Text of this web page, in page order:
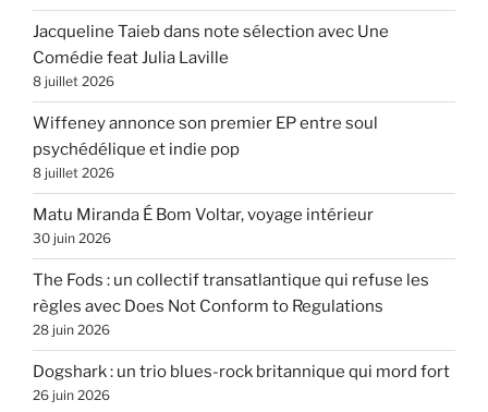
Jacqueline Taieb dans note sélection avec Une
Comédie feat Julia Laville
8 juillet 2026
Wiffeney annonce son premier EP entre soul
psychédélique et indie pop
8 juillet 2026
Matu Miranda É Bom Voltar, voyage intérieur
30 juin 2026
The Fods : un collectif transatlantique qui refuse les
règles avec Does Not Conform to Regulations
28 juin 2026
Dogshark : un trio blues-rock britannique qui mord fort
26 juin 2026